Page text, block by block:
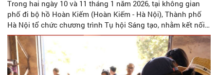
Trong hai ngày 10 và 11 tháng 1 năm 2026, tại không gian
phố đi bộ hồ Hoàn Kiếm (Hoàn Kiếm - Hà Nội), Thành phố
Hà Nội tổ chức chương trình Tụ hội Sáng tạo, nhằm kết nối
các nguồn lực sáng tạo, khơi gợi các ý tưởng, mở đầu cho
hành trình hướng tới Lễ hội Thiết kế Sáng tạo Hà Nội diễn ra
vào tháng 11/2026.